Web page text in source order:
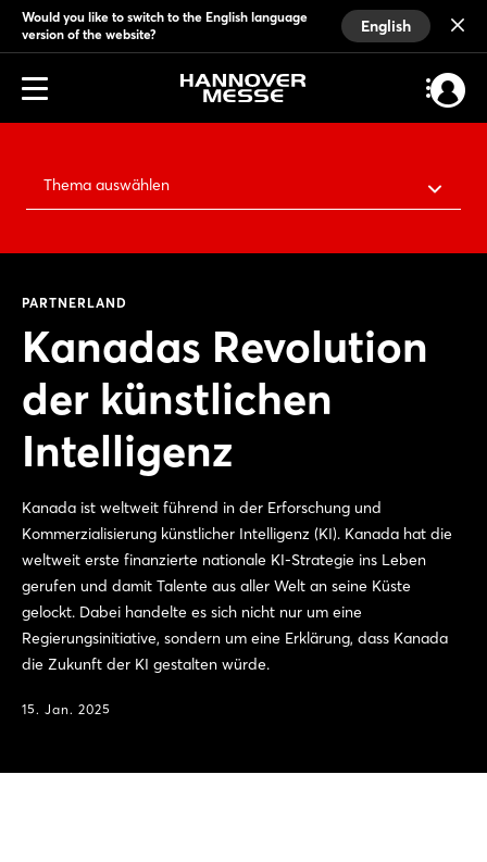
Would you like to switch to the English language
version of the website?
English
Thema auswählen
PARTNERLAND
Kanadas Revolution
der künstlichen
Intelligenz
Kanada ist weltweit führend in der Erforschung und
Kommerzialisierung künstlicher Intelligenz (KI). Kanada hat die
weltweit erste finanzierte nationale KI-Strategie ins Leben
gerufen und damit Talente aus aller Welt an seine Küste
gelockt. Dabei handelte es sich nicht nur um eine
Regierungsinitiative, sondern um eine Erklärung, dass Kanada
die Zukunft der KI gestalten würde.
15. Jan. 2025